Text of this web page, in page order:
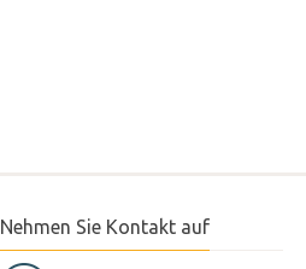
Nehmen Sie Kontakt auf